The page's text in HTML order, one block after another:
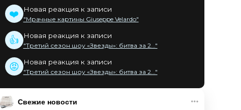
❤️ Новая реакция к записи
"Мрачные картины Giuseppe Velardo"
👍 Новая реакция к записи
"Третий сезон шоу «Звезды»: битва за 2..."
😡 Новая реакция к записи
"Третий сезон шоу «Звезды»: битва за 2..."
Свежие новости